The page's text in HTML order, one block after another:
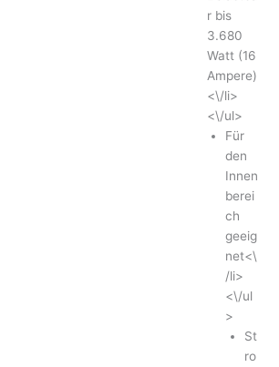
r bis
3.680
Watt (16
Ampere)
<\/li>
<\/ul>
Für
den
Innen
berei
ch
geeig
net<\
/li>
<\/ul
>
St
ro